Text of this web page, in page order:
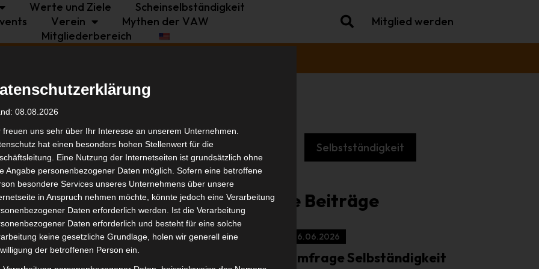
Werte und Ziele
Scheinselbständigkeit
Verein
Mythen der VAW
Mitgliederbereich
Mitglied werden
im isdv e.V.
Selbstständigkeit
Ähnliche Beiträge
16.06.2026
Umfrage Selbständigkeit
08.08.2026
freuen uns sehr über Ihr Interesse an unserem Unternehmen.
hat einen besonders hohen Stellenwert für die
Eine Nutzung der Internetseiten ist grundsätzlich ohne
Angabe personenbezogener Daten möglich. Sofern eine betroffene
besondere Services unseres Unternehmens über unsere
in Anspruch nehmen möchte, könnte jedoch eine Verarbeitung
Daten erforderlich werden. Ist die Verarbeitung
Daten erforderlich und besteht für eine solche
keine gesetzliche Grundlage, holen wir generell eine
der betroffenen Person ein.